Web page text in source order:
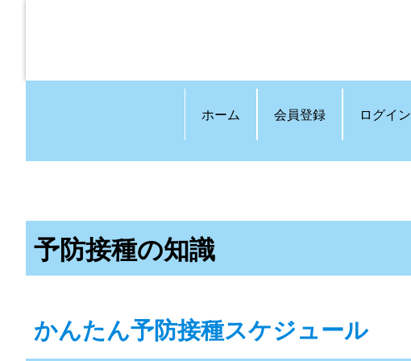
ホーム 会員登録 ログイン
予防接種の知識
かんたん予防接種スケジュール